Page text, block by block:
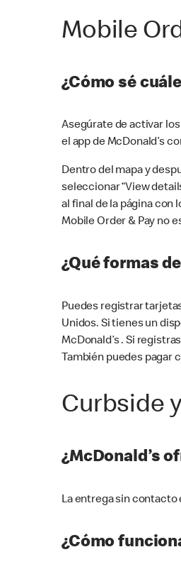
Mobile
¿Cómo sé
Asegúrate de activar
el app de McDonald’s
Dentro del mapa y
seleccionar “View
al final de la página con
Mobile Order & Pay no
¿Qué formas
Puedes registrar
Unidos. Si tienes un
McDonald’s . Si
También puedes pagar
Curbside
¿McDonald’s
La entrega sin contacto
¿Cómo